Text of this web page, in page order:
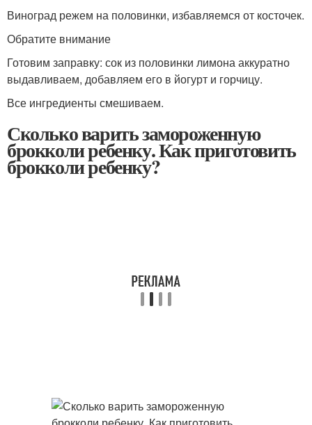
Виноград режем на половинки, избавляемся от косточек.
Обратите внимание
Готовим заправку: сок из половинки лимона аккуратно
выдавливаем, добавляем его в йогурт и горчицу.
Все ингредиенты смешиваем.
Сколько варить замороженную
брокколи ребенку. Как приготовить
брокколи ребенку?